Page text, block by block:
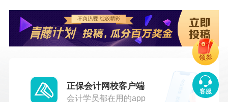
正保会计网校客户端
会计学员都在用的app
客服
领券